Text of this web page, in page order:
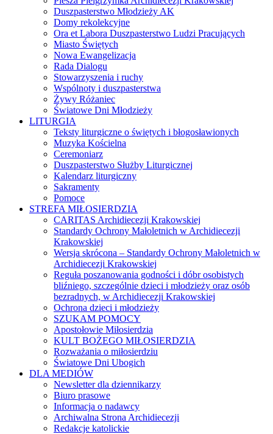
Duszpasterstwo Młodzieży AK
Domy rekolekcyjne
Ora et Labora Duszpasterstwo Ludzi Pracujących
Miasto Świętych
Nowa Ewangelizacja
Rada Dialogu
Stowarzyszenia i ruchy
Wspólnoty i duszpasterstwa
Żywy Różaniec
Światowe Dni Młodzieży
LITURGIA
Teksty liturgiczne o świętych i błogosławionych
Muzyka Kościelna
Ceremoniarz
Duszpasterstwo Służby Liturgicznej
Kalendarz liturgiczny
Sakramenty
Pomoce
STREFA MIŁOSIERDZIA
CARITAS Archidiecezji Krakowskiej
Standardy Ochrony Małoletnich w Archidiecezji
Krakowskiej
Wersja skrócona – Standardy Ochrony Małoletnich w
Archidiecezji Krakowskiej
Reguła poszanowania godności i dóbr osobistych
bliźniego, szczególnie dzieci i młodzieży oraz osób
bezradnych, w Archidiecezji Krakowskiej
Ochrona dzieci i młodzieży
SZUKAM POMOCY
Apostołowie Miłosierdzia
KULT BOŻEGO MIŁOSIERDZIA
Rozważania o miłosierdziu
Światowe Dni Ubogich
DLA MEDIÓW
Newsletter dla dziennikarzy
Biuro prasowe
Informacja o nadawcy
Archiwalna Strona Archidiecezji
Redakcje katolickie